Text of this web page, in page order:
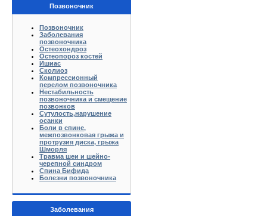
Позвоночник
Позвоночник
Заболевания
позвоночника
Остеохондроз
Остеопороз костей
Ишиас
Сколиоз
Компрессионный
перелом позвоночника
Нестабильность
позвоночника и смещение
позвонков
Сутулость,нарушение
осанки
Боли в спине,
межпозвонковая грыжа и
протрузия диска, грыжа
Шморля
Травма шеи и шейно-
черепной синдром
Спина Бифида
Болезни позвоночника
Заболевания